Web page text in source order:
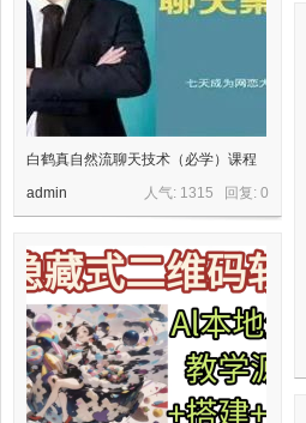
白鹤真自然流聊天技术（必学）课程
人气: 1315 回复: 0
admin